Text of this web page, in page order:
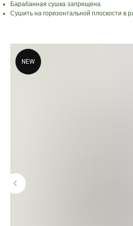
Барабанная сушка запрещена
Сушить на горизонтальной плоскости в
NEW